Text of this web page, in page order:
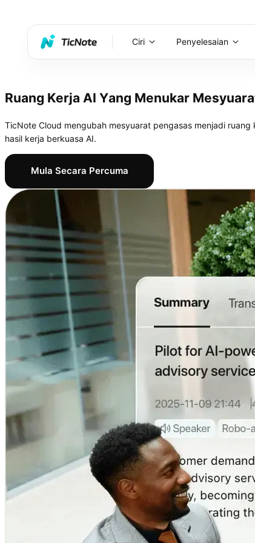
Ciri Penyelesaian
Ruang Kerja AI Yang Menukar
TicNote Cloud mengubah mesyuarat pengasas menjadi
hasil kerja berkuasa AI.
Mula Secara Percuma